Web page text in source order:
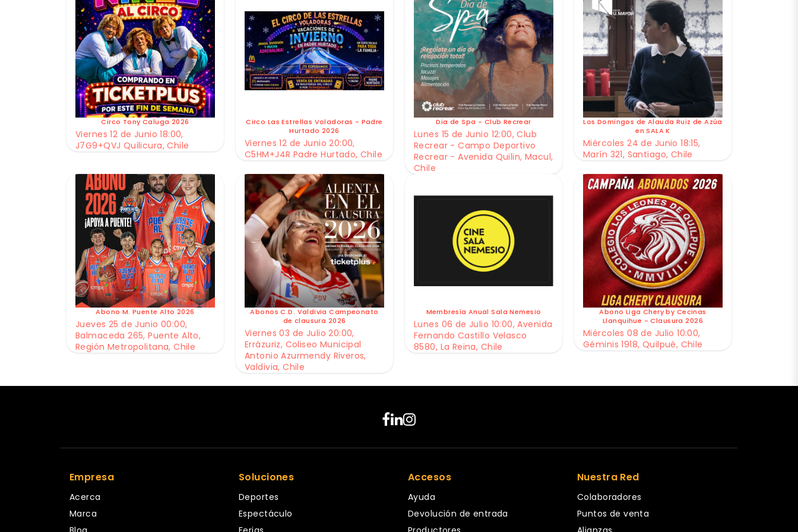
Circo Tony Caluga 2026
Viernes 12 de Junio 18:00,
J7G9+QVJ Quilicura, Chile
Circo Las Estrellas Voladoras - Padre
Hurtado 2026
Viernes 12 de Junio 20:00,
C5HM+J4R Padre Hurtado, Chile
Dia de Spa - Club Recrear
Lunes 15 de Junio 12:00, Club
Recrear - Campo Deportivo
Recrear - Avenida Quilin, Macul,
Chile
Los Domingos de Alauda Ruiz de Azúa
en SALA K
Miércoles 24 de Junio 18:15,
Marín 321, Santiago, Chile
Abono M. Puente Alto 2026
Jueves 25 de Junio 00:00,
Balmaceda 265, Puente Alto,
Región Metropolitana, Chile
Abonos C.D. Valdivia Campeonato
de clausura 2026
Viernes 03 de Julio 20:00,
Errázuriz, Coliseo Municipal
Antonio Azurmendy Riveros,
Valdivia, Chile
Membresía Anual Sala Nemesio
Lunes 06 de Julio 10:00, Avenida
Fernando Castillo Velasco
8580, La Reina, Chile
Abono Liga Chery by Cecinas
Llanquihue - Clausura 2026
Miércoles 08 de Julio 10:00,
Géminis 1918, Quilpué, Chile
Empresa
Acerca
Marca
Soluciones
Deportes
Espectáculo
Accesos
Ayuda
Devolución de entrada
Nuestra Red
Colaboradores
Puntos de venta